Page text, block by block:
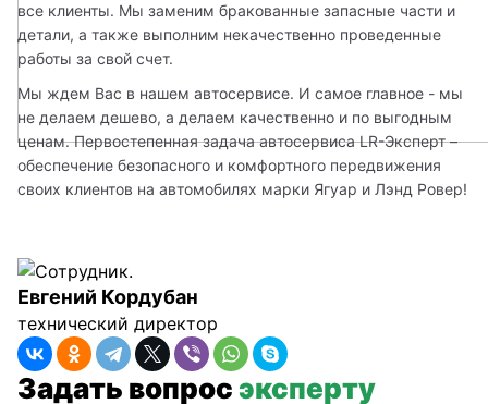
все клиенты. Мы заменим бракованные запасные части и
детали, а также выполним некачественно проведенные
работы за свой счет.
Мы ждем Вас в нашем автосервисе. И самое главное - мы
не делаем дешево, а делаем качественно и по выгодным
ценам. Первостепенная задача автосервиса LR-Эксперт –
обеспечение безопасного и комфортного передвижения
своих клиентов на автомобилях марки Ягуар и Лэнд Ровер!
Евгений Кордубан
технический директор
Задать вопросэксперту